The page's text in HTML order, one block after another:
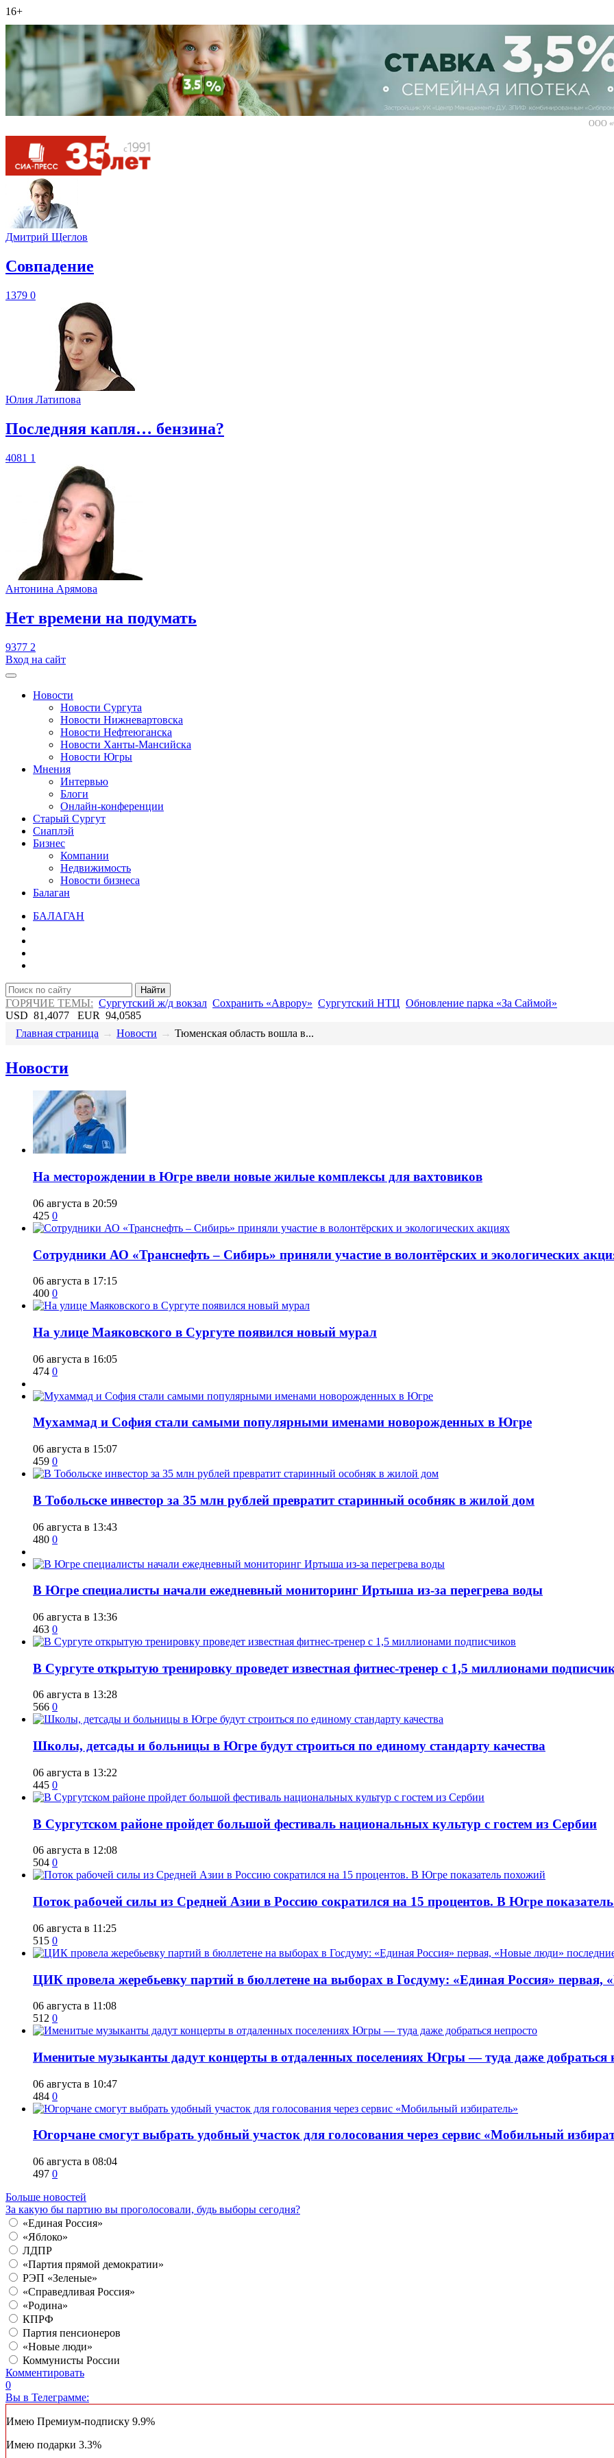
16+
ООО
Дмитрий Щеглов
​Совпадение
1379 0
Юлия Латипова
​Последняя капля… бензина?
4081 1
Антонина Арямова
​Нет времени на подумать
9377 2
Вход на сайт
Новости
Новости Сургута
Новости Нижневартовска
Новости Нефтеюганска
Новости Ханты-Мансийска
Новости Югры
Мнения
Интервью
Блоги
Онлайн-конференции
Старый Сургут
Сиаплэй
Бизнес
Компании
Недвижимость
Новости бизнеса
Балаган
БАЛАГАН
Найти
ГОРЯЧИЕ ТЕМЫ: Сургутский ж/д вокзал Сохранить «Аврору» Сургутский НТЦ Обновление парка «За Саймой»
USD 81,4077 EUR 94,0585
Главная страница → Новости → ​Тюменская область вошла в...
Новости
​На месторождении в Югре ввели новые жилые комплексы для вахтовиков
06 августа в 20:59
425 0
Сотрудники АО «Транснефть – Сибирь» приняли участие в волонтёрских и экологических
06 августа в 17:15
400 0
​На улице Маяковского в Сургуте появился новый мурал
06 августа в 16:05
474 0
​Мухаммад и София стали самыми популярными именами новорожденных в Югре
06 августа в 15:07
459 0
В Тобольске инвестор за 35 млн рублей превратит старинный особняк в жилой дом
06 августа в 13:43
480 0
В Югре специалисты начали ежедневный мониторинг Иртыша из-за перегрева воды
06 августа в 13:36
463 0
В Сургуте открытую тренировку проведет известная фитнес-тренер с 1,5 миллионами
06 августа в 13:28
566 0
Школы, детсады и больницы в Югре будут строиться по единому стандарту качества
06 августа в 13:22
445 0
В Сургутском районе пройдет большой фестиваль национальных культур с гостем из Сербии
06 августа в 12:08
504 0
Поток рабочей силы из Средней Азии в Россию сократился на 15 процентов. В Югре
06 августа в 11:25
515 0
ЦИК провела жеребьевку партий в бюллетене на выборах в Госдуму: «Единая Россия» первая,
06 августа в 11:08
512 0
Именитые музыканты дадут концерты в отдаленных поселениях Югры — туда даже добраться
06 августа в 10:47
484 0
Югорчане смогут выбрать удобный участок для голосования через сервис «Мобильный
06 августа в 08:04
497 0
Больше новостей
За какую бы партию вы проголосовали, будь выборы сегодня?
«Единая Россия»
«Яблоко»
ЛДПР
«Партия прямой демократии»
РЭП «Зеленые»
«Справедливая Россия»
«Родина»
КПРФ
Партия пенсионеров
«Новые люди»
Коммунисты России
Комментировать
0
Вы в Телеграмме:
Имею Премиум-подписку 9.9%
Имею подарки 3.3%